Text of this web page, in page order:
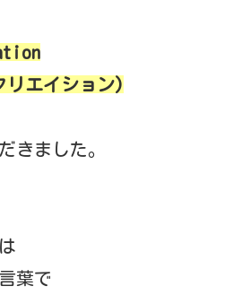
リエイション)
きました。
葉で